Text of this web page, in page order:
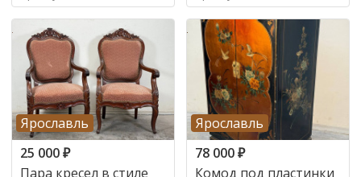
Ярославль
25 000₽
Пара кресел в стиле
Ярославль
78 000₽
Комод под пластинки